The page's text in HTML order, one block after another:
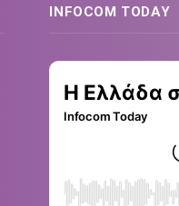
INFOCOM TODAY